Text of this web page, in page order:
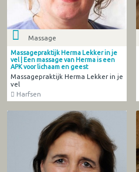
Massage
Massagepraktijk Herma Lekker in je
vel | Een massage van Herma is een
APK voor lichaam en geest
Massagepraktijk Herma Lekker in je
vel
Harfsen